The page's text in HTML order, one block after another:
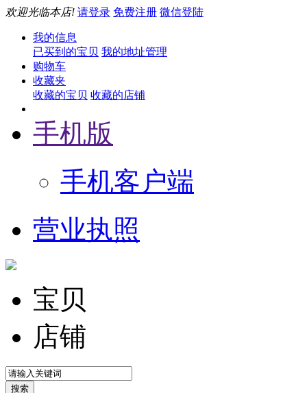
欢迎光临本店! 请登录 免费注册 微信登陆
我的信息
已买到的宝贝 我的地址管理
购物车
收藏夹
收藏的宝贝 收藏的店铺
手机版
手机客户端
营业执照
宝贝
店铺